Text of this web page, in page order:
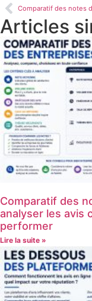
Articles
Comparatif des
analyser les avis
performer
Lire la suite »